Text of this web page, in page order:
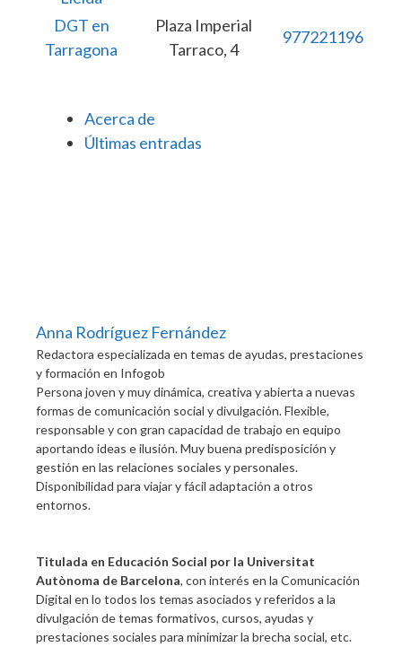
DGT en
Tarragona
Plaza Imperial
Tarraco, 4
977221196
Acerca de
Últimas entradas
Anna Rodríguez Fernández
Redactora especializada en temas de ayudas, prestaciones
y formación en Infogob
Persona joven y muy dinámica, creativa y abierta a nuevas
formas de comunicación social y divulgación. Flexible,
responsable y con gran capacidad de trabajo en equipo
aportando ideas e ilusión. Muy buena predisposición y
gestión en las relaciones sociales y personales.
Disponibilidad para viajar y fácil adaptación a otros
entornos.
Titulada en Educación Social por la Universitat
Autònoma de Barcelona, con interés en la Comunicación
Digital en lo todos los temas asociados y referidos a la
divulgación de temas formativos, cursos, ayudas y
prestaciones sociales para minimizar la brecha social, etc.